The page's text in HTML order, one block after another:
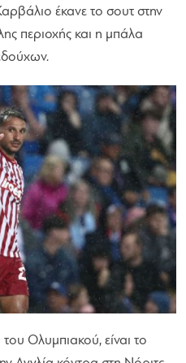
έκανε το σουτ στην
περιοχής και η μπάλα
Ολυμπιακού, είναι το